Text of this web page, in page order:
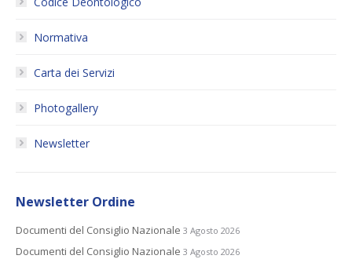
Normativa
Carta dei Servizi
Photogallery
Newsletter
Newsletter Ordine
Documenti del Consiglio Nazionale 3 Agosto 2026
Documenti del Consiglio Nazionale 3 Agosto 2026